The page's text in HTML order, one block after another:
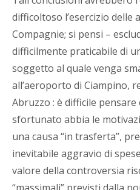
difficoltoso l’esercizio delle
Compagnie; si pensi –
difficilmente praticabile di
soggetto al quale venga
all’aeroporto di Ciampino,
Abruzzo : è difficile
sfortunato abbia le
una causa “in trasferta”,
inevitabile aggravio di
valore della controversia